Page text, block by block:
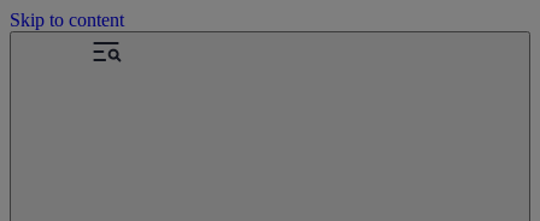
Skip to content